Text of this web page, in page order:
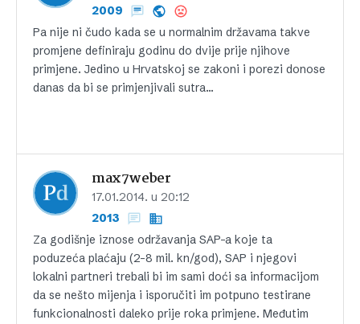
2009
Pa nije ni čudo kada se u normalnim državama takve
promjene definiraju godinu do dvije prije njihove
primjene. Jedino u Hrvatskoj se zakoni i porezi donose
danas da bi se primjenjivali sutra…
max7weber
17.01.2014. u 20:12
2013
Za godišnje iznose održavanja SAP-a koje ta
poduzeća plaćaju (2-8 mil. kn/god), SAP i njegovi
lokalni partneri trebali bi im sami doći sa informacijom
da se nešto mijenja i isporučiti im potpuno testirane
funkcionalnosti daleko prije roka primjene. Međutim